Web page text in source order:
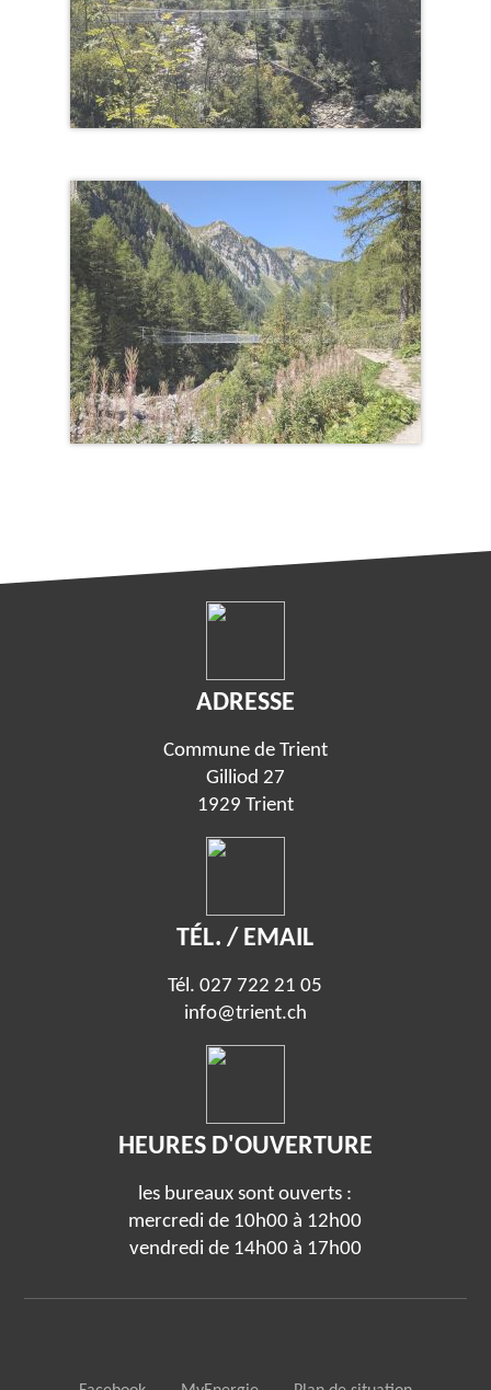
ADRESSE
Commune de Trient
Gilliod 27
1929 Trient
TÉL. / EMAIL
Tél.027 722 21 05
info@trient.ch
HEURES D'OUVERTURE
les bureaux sont ouverts :
mercredi de 10h00 à 12h00
vendredi de 14h00 à 17h00